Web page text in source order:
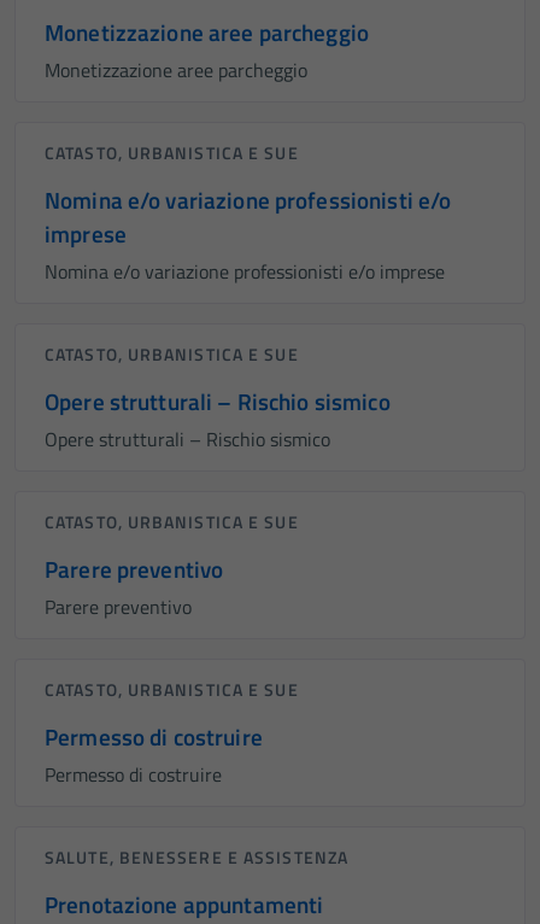
Monetizzazione aree parcheggio
Monetizzazione aree parcheggio
CATASTO, URBANISTICA E SUE
Nomina e/o variazione professionisti e/o
imprese
Nomina e/o variazione professionisti e/o imprese
CATASTO, URBANISTICA E SUE
Opere strutturali – Rischio sismico
Opere strutturali – Rischio sismico
CATASTO, URBANISTICA E SUE
Parere preventivo
Parere preventivo
CATASTO, URBANISTICA E SUE
Permesso di costruire
Permesso di costruire
SALUTE, BENESSERE E ASSISTENZA
Prenotazione appuntamenti